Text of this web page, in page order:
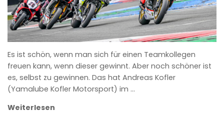
Es ist schön, wenn man sich für einen Teamkollegen
freuen kann, wenn dieser gewinnt. Aber noch schöner ist
es, selbst zu gewinnen. Das hat Andreas Kofler
(Yamalube Kofler Motorsport) im …
Weiterlesen